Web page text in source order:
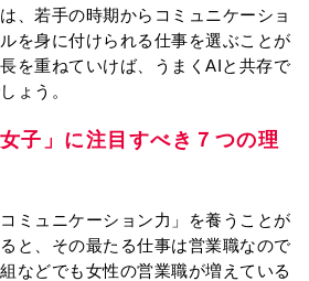
、若手の時期からコミュニケーショ
を身に付けられる仕事を選ぶことが
を重ねていけば、うまくAIと共存で
ょう。
子」に注目すべき７つの理
ミュニケーション力」を養うことが
と、その最たる仕事は営業職なので
などでも女性の営業職が増えている